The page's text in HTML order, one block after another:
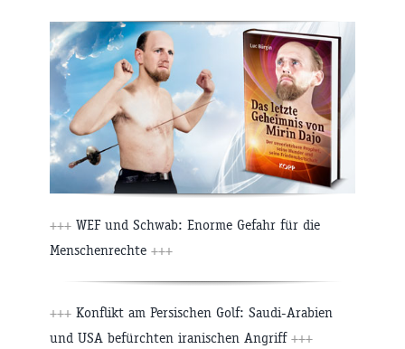
+++ WEF und Schwab: Enorme Gefahr für die
Menschenrechte +++
+++ Konflikt am Persischen Golf: Saudi-Arabien
und USA befürchten iranischen Angriff +++